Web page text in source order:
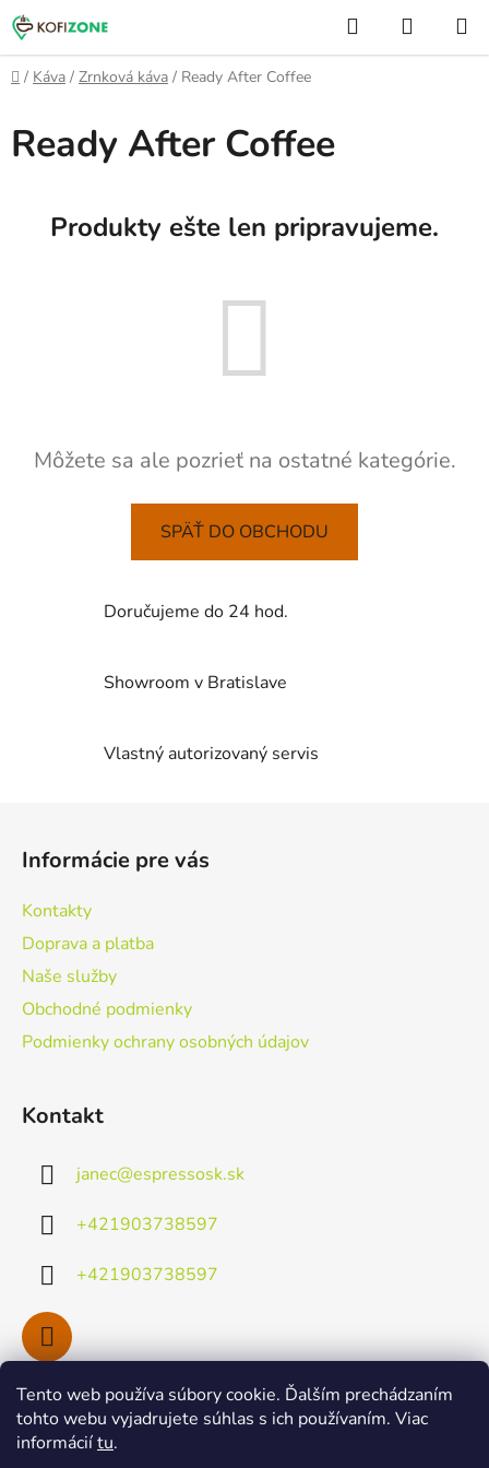
Tento web používa súbory cookie. Ďalším prechádzaním
tohto webu vyjadrujete súhlas s ich používaním. Viac
informáciítu.
Prejsť
na
obsah
Hľadať
KOŠÍK
Domov
/ Káva / Zrnková káva / Ready After Coffee
Ready After Coffee
Produkty ešte len pripravujeme.
Môžete sa ale pozrieť na ostatné kategórie.
SPÄŤ DO OBCHODU
Doručujeme do 24 hod.
Showroom v Bratislave
Vlastný autorizovaný servis
Informácie pre vás
Kontakty
Doprava a platba
Naše služby
Obchodné podmienky
Podmienky ochrany osobných údajov
Kontakt
janec@espressosk.sk
+421903738597
+421903738597
Facebook